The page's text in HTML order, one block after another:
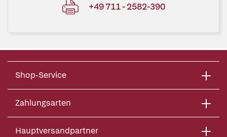
+49 711 - 2582-390
Shop-Service
Zahlungsarten
Hauptversandpartner